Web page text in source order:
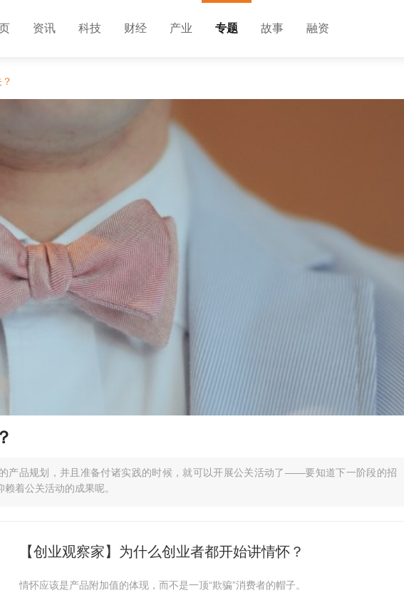
资讯 科技 财经 产业 专题 故事 融资
产品规划，并且准备付诸实践的时候，就可以开展公关活动了——要知道下一阶段的招
着公关活动的成果呢。
【创业观察家】为什么创业者都开始讲情怀？
情怀应该是产品附加值的体现，而不是一顶“欺骗”消费者的帽子。